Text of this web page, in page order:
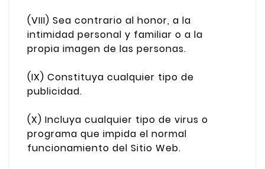
(VIII) Sea contrario al honor, a la
intimidad personal y familiar o a la
propia imagen de las personas.
(IX) Constituya cualquier tipo de
publicidad.
(X) Incluya cualquier tipo de virus o
programa que impida el normal
funcionamiento del Sitio Web.